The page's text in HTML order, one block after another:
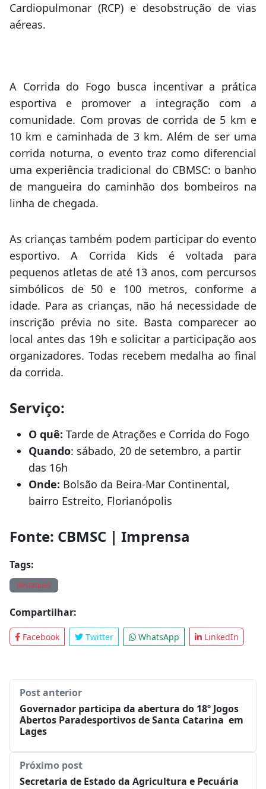
Cardiopulmonar (RCP) e desobstrução de vias
aéreas.
A Corrida do Fogo busca incentivar a prática
esportiva e promover a integração com a
comunidade. Com provas de corrida de 5 km e
10 km e caminhada de 3 km. Além de ser uma
corrida noturna, o evento traz como diferencial
uma experiência tradicional do CBMSC: o banho
de mangueira do caminhão dos bombeiros na
linha de chegada.
As crianças também podem participar do evento
esportivo. A Corrida Kids é voltada para
pequenos atletas de até 13 anos, com percursos
simbólicos de 50 e 100 metros, conforme a
idade. Para as crianças, não há necessidade de
inscrição prévia no site. Basta comparecer ao
local antes das 19h e solicitar a participação aos
organizadores. Todas recebem medalha ao final
da corrida.
Serviço:
O quê: Tarde de Atrações e Corrida do Fogo
Quando: sábado, 20 de setembro, a partir
das 16h
Onde: Bolsão da Beira-Mar Continental,
bairro Estreito, Florianópolis
Fonte: CBMSC | Imprensa
Tags:
destaques
Compartilhar:
Facebook Twitter WhatsApp LinkedIn
Post anterior
Governador participa da abertura do 18º Jogos
Abertos Paradesportivos de Santa Catarina em
Lages
Próximo post
Secretaria de Estado da Agricultura e Pecuária